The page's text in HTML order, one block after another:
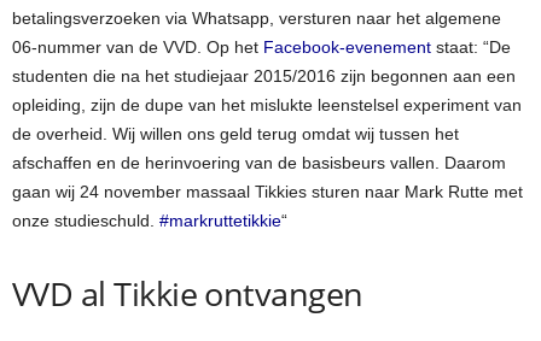
betalingsverzoeken via Whatsapp, versturen naar het algemene
06-nummer van de VVD. Op het Facebook-evenement staat: “De
studenten die na het studiejaar 2015/2016 zijn begonnen aan een
opleiding, zijn de dupe van het mislukte leenstelsel experiment van
de overheid. Wij willen ons geld terug omdat wij tussen het
afschaffen en de herinvoering van de basisbeurs vallen. Daarom
gaan wij 24 november massaal Tikkies sturen naar Mark Rutte met
onze studieschuld. #markruttetikkie“
VVD al Tikkie ontvangen